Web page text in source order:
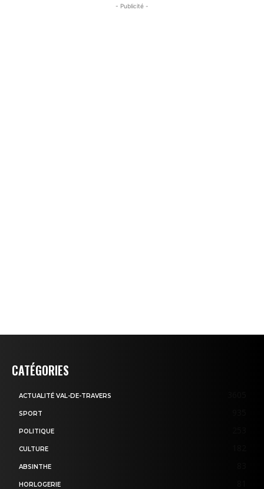
- Publicité -
CATÉGORIES
ACTUALITÉ VAL-DE-TRAVERS
SPORT
POLITIQUE
CULTURE
ABSINTHE
HORLOGERIE